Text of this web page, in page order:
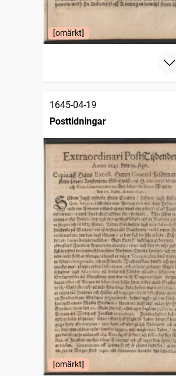
[omärkt]
1645-04-19
Posttidningar
[omärkt]